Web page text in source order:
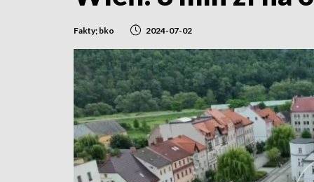
Fakty; bko 2024-07-02